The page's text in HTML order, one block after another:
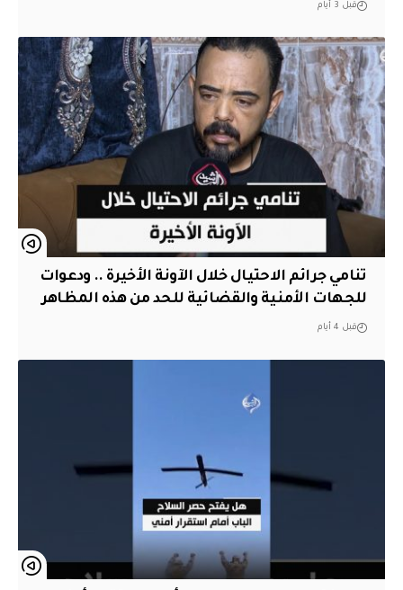
قبل 3 أيام
تنامي جرائم الاحتيال خلال الآونة الأخيرة .. ودعوات
للجهات الأمنية والقضائية للحد من هذه المظاهر
قبل 4 أيام